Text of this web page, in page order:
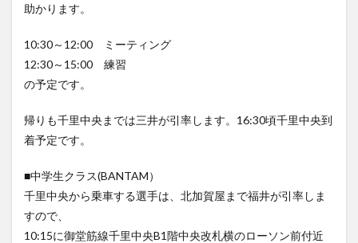
助かります。
10:30～12:00 ミーティング
12:30～15:00 練習
の予定です。
帰りも千里中央までは三井が引率します。16:30頃千里中央到
着予定です。
■中学生クラス(BANTAM）
千里中央から乗車する選手は、北加賀屋まで福井が引率しま
すので、
10:15に御堂筋線千里中央B1階中央改札横のローソン前付近